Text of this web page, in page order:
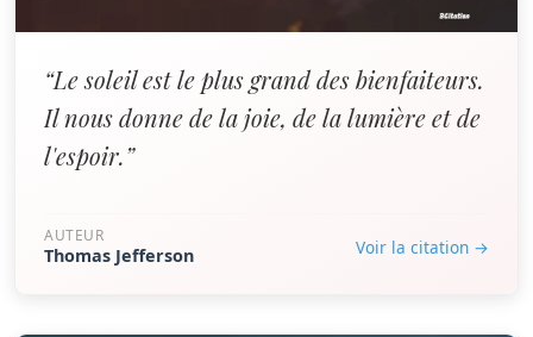
“Le soleil est le plus grand des bienfaiteurs.
Il nous donne de la joie, de la lumière et de
l'espoir.”
AUTEUR
Thomas Jefferson Voir la citation →